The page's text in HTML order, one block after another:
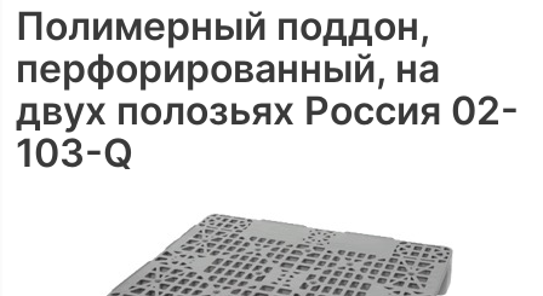
Полимерный поддон,
перфорированный, на
двух полозьях Россия 02-
103-Q